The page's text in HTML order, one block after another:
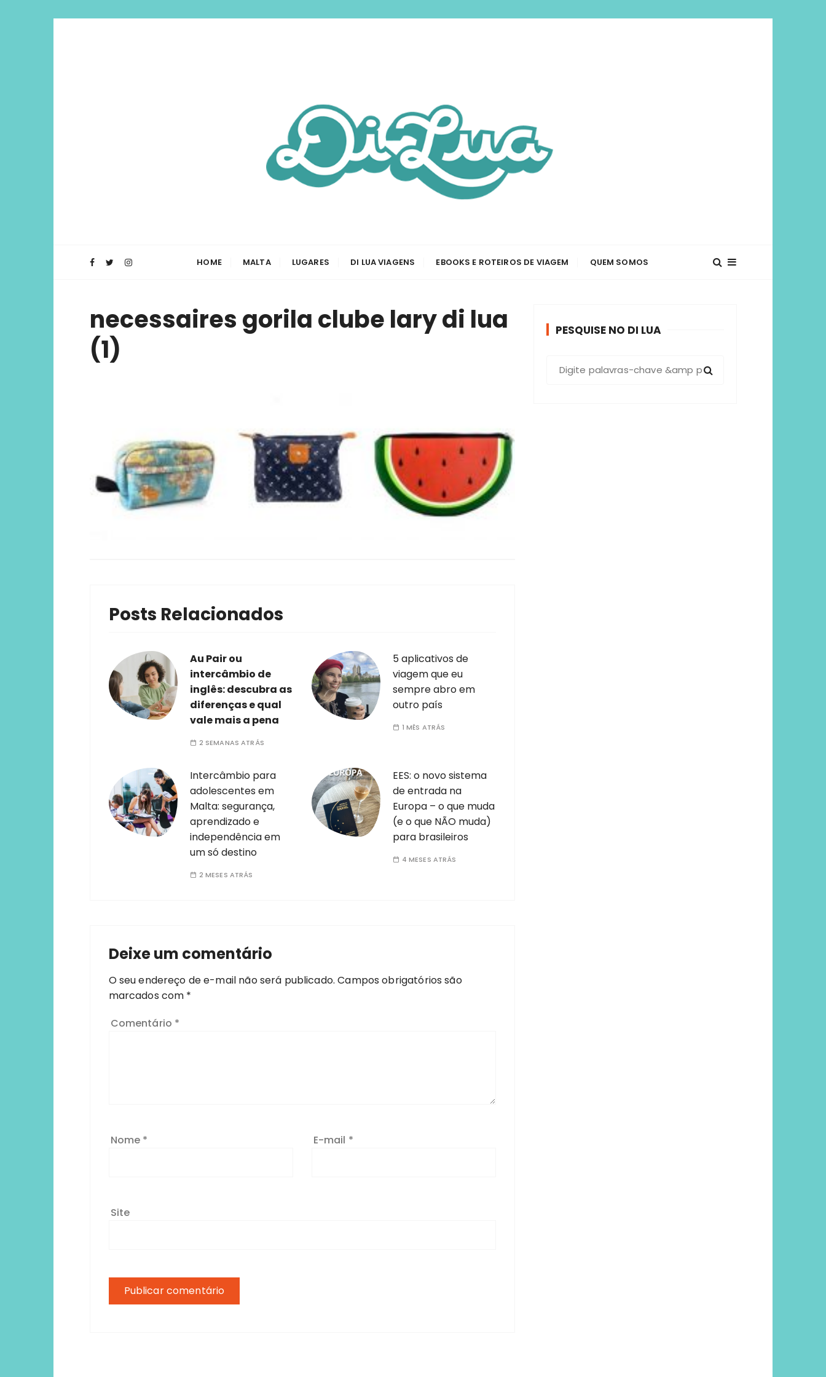
Di Lua | Inspirando você a viajar mais e
HOME MALTA LUGARES DI LUA VIAGENS EBOOKS E ROTEIROS DE VIAGEM QUEM SOMOS
necessaires gorila clube lary di lua
(1)
Posts Relacionados
Au Pair ou
intercâmbio de
inglês: descubra as
diferenças e qual
vale mais a pena
2 SEMANAS ATRÁS
5 aplicativos de
viagem que eu
sempre abro em
outro país
1 MÊS ATRÁS
Intercâmbio para
adolescentes em
Malta: segurança,
aprendizado e
independência em
um só destino
2 MESES ATRÁS
EES: o novo sistema
de entrada na
Europa – o que muda
(e o que NÃO muda)
para brasileiros
4 MESES ATRÁS
Deixe um comentário
O seu endereço de e-mail não será publicado. Campos obrigatórios são
marcados com *
Comentário *
Nome * E-mail *
Site
PESQUISE NO DI LUA